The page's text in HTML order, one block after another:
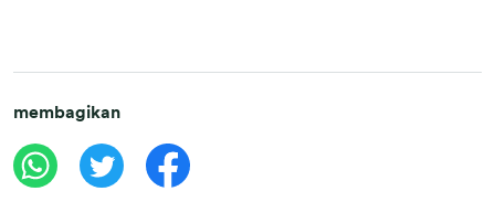
membagikan